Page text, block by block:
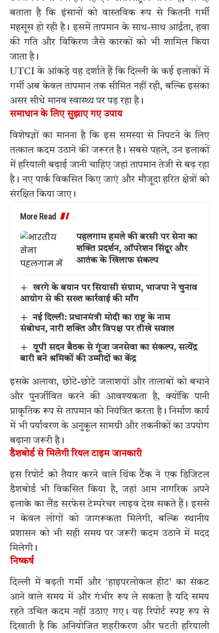
बताता है कि इंसानों को वास्तविक रूप से कितनी गर्मी
महसूस हो रही है। इसमें तापमान के साथ-साथ आर्द्रता, हवा
की गति और विकिरण जैसे कारकों को भी शामिल किया
जाता है।
UTCI के आंकड़े यह दर्शाते हैं कि दिल्ली के कई इलाकों में
गर्मी अब केवल तापमान तक सीमित नहीं रही, बल्कि इसका
असर सीधे मानव स्वास्थ्य पर पड़ रहा है।
समाधान के लिए सुझाए गए उपाय
विशेषज्ञों का मानना है कि इस समस्या से निपटने के लिए
तत्काल कदम उठाने की जरूरत है। सबसे पहले, उन इलाकों
में हरियाली बढ़ाई जानी चाहिए जहां तापमान तेजी से बढ़ रहा
है। नए पार्क विकसित किए जाएं और मौजूदा हरित क्षेत्रों को
संरक्षित किया जाए।
More Read
पहलगाम हमले की बरसी पर सेना का
शक्ति प्रदर्शन, ऑपरेशन सिंदूर और
आतंक के खिलाफ संकल्प
खरगे के बयान पर सियासी संग्राम, भाजपा ने चुनाव
आयोग से की सख्त कार्रवाई की माँग
नई दिल्ली: प्रधानमंत्री मोदी का राष्ट्र के नाम
संबोधन, नारी शक्ति और विपक्ष पर तीखे सवाल
यूपी सदन बैठक से गूंजा जनसेवा का संकल्प, सत्येंद्र
बारी बने श्रमिकों की उम्मीदों का केंद्र
इसके अलावा, छोटे-छोटे जलाशयों और तालाबों को बचाने
और पुनर्जीवित करने की आवश्यकता है, क्योंकि पानी
प्राकृतिक रूप से तापमान को नियंत्रित करता है। निर्माण कार्य
में भी पर्यावरण के अनुकूल सामग्री और तकनीकों का उपयोग
बढ़ाना जरूरी है।
डैशबोर्ड से मिलेगी रियल टाइम जानकारी
इस रिपोर्ट को तैयार करने वाले थिंक टैंक ने एक डिजिटल
डैशबोर्ड भी विकसित किया है, जहां आम नागरिक अपने
इलाके का लैंड सरफेस टेम्परेचर लाइव देख सकते हैं। इससे
न केवल लोगों को जागरूकता मिलेगी, बल्कि स्थानीय
प्रशासन को भी सही समय पर जरूरी कदम उठाने में मदद
मिलेगी।
निष्कर्ष
दिल्ली में बढ़ती गर्मी और ‘हाइपरलोकल हीट’ का संकट
आने वाले समय में और गंभीर रूप ले सकता है यदि समय
रहते उचित कदम नहीं उठाए गए। यह रिपोर्ट स्पष्ट रूप से
दिखाती है कि अनियोजित शहरीकरण और घटती हरियाली